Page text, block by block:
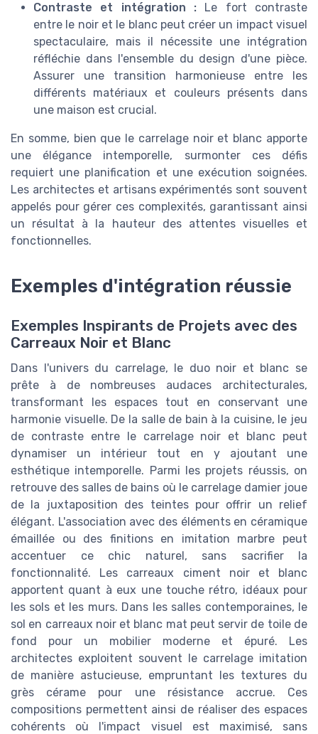
Contraste et intégration : Le fort contraste
entre le noir et le blanc peut créer un impact visuel
spectaculaire, mais il nécessite une intégration
réfléchie dans l'ensemble du design d'une pièce.
Assurer une transition harmonieuse entre les
différents matériaux et couleurs présents dans
une maison est crucial.
En somme, bien que le carrelage noir et blanc apporte
une élégance intemporelle, surmonter ces défis
requiert une planification et une exécution soignées.
Les architectes et artisans expérimentés sont souvent
appelés pour gérer ces complexités, garantissant ainsi
un résultat à la hauteur des attentes visuelles et
fonctionnelles.
Exemples d'intégration réussie
Exemples Inspirants de Projets avec des
Carreaux Noir et Blanc
Dans l'univers du carrelage, le duo noir et blanc se
prête à de nombreuses audaces architecturales,
transformant les espaces tout en conservant une
harmonie visuelle. De la salle de bain à la cuisine, le jeu
de contraste entre le carrelage noir et blanc peut
dynamiser un intérieur tout en y ajoutant une
esthétique intemporelle. Parmi les projets réussis, on
retrouve des salles de bains où le carrelage damier joue
de la juxtaposition des teintes pour offrir un relief
élégant. L'association avec des éléments en céramique
émaillée ou des finitions en imitation marbre peut
accentuer ce chic naturel, sans sacrifier la
fonctionnalité. Les carreaux ciment noir et blanc
apportent quant à eux une touche rétro, idéaux pour
les sols et les murs. Dans les salles contemporaines, le
sol en carreaux noir et blanc mat peut servir de toile de
fond pour un mobilier moderne et épuré. Les
architectes exploitent souvent le carrelage imitation
de manière astucieuse, empruntant les textures du
grès cérame pour une résistance accrue. Ces
compositions permettent ainsi de réaliser des espaces
cohérents où l'impact visuel est maximisé, sans